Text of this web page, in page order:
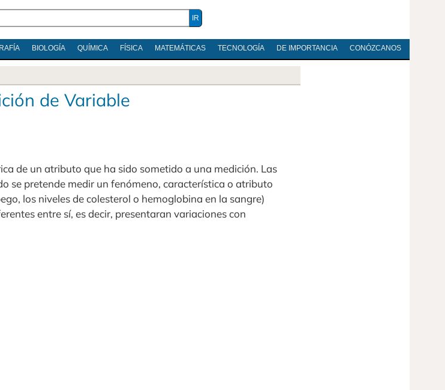
BIOLOGÍA QUÍMICA FÍSICA MATEMÁTICAS TECNOLOGÍA DE IMPORTANCIA CONÓZCANOS
de Variable
de un atributo que ha sido sometido a una medición. Las
se pretende medir un fenómeno, característica o atributo
los niveles de colesterol o hemoglobina en la sangre)
entre sí, es decir, presentaran variaciones con